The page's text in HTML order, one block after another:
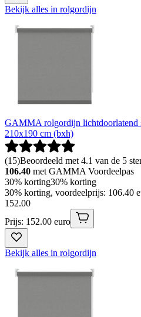
Bekijk alles in rolgordijn
GAMMA rolgordijn lichtdoorlatend
210x190 cm (bxh)
(15)Beoordeeld met 4.1 van de 5
106.40 met GAMMA Voordeelpas
30% korting30% korting
30% korting, voordeelprijs: 106.40
152.00
Prijs: 152.00 euro
Bekijk alles in rolgordijn